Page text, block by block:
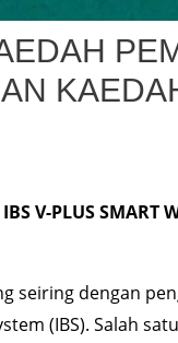
V-PLUS SMART
seiring dengan
(IBS). Salah